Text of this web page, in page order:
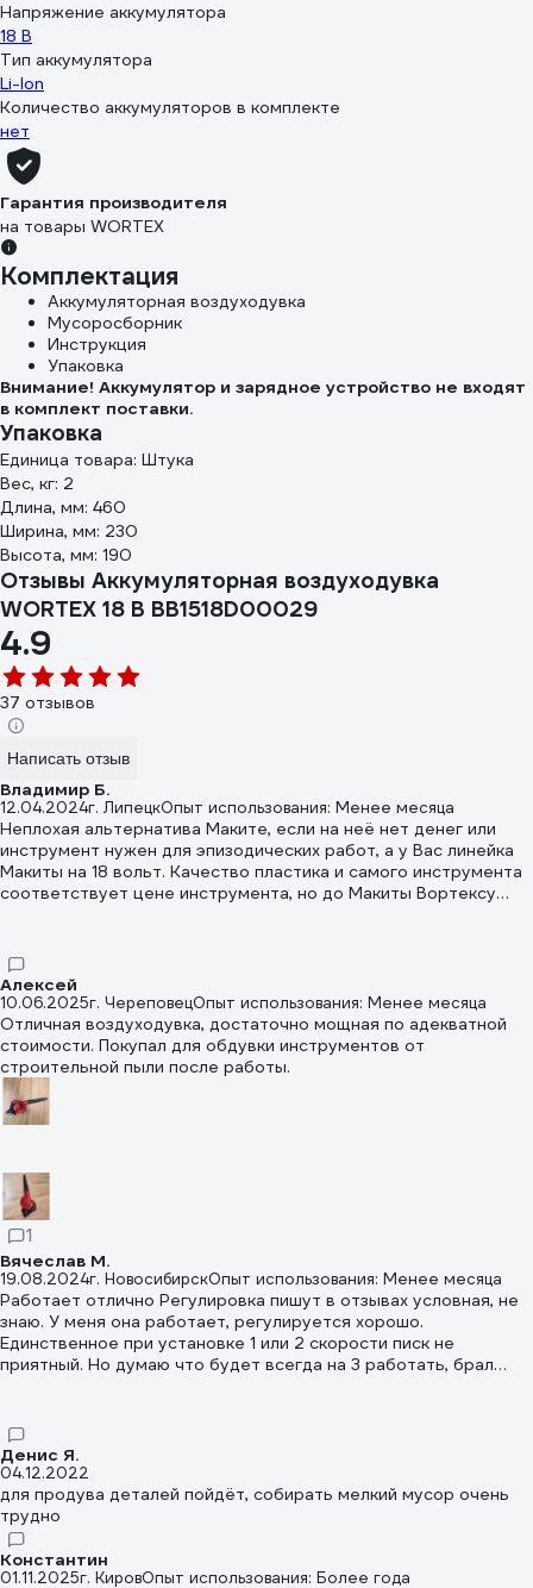
Напряжение аккумулятора
18 В
Тип аккумулятора
Li-Ion
Количество аккумуляторов в комплекте
нет
Гарантия производителя
на товары WORTEX
Комплектация
Аккумуляторная воздуходувка
Мусоросборник
Инструкция
Упаковка
Внимание! Аккумулятор и зарядное устройство не входят
в комплект поставки.
Упаковка
Единица товара: Штука
Вес, кг: 2
Длина, мм: 460
Ширина, мм: 230
Высота, мм: 190
Отзывы Аккумуляторная воздуходувка
WORTEX 18 В BB1518D00029
4.9
37 отзывов
Написать отзыв
Владимир Б.
12.04.2024г. ЛипецкОпыт использования: Менее месяца
Неплохая альтернатива Маките, если на неё нет денег или
инструмент нужен для эпизодических работ, а у Вас линейка
Макиты на 18 вольт. Качество пластика и самого инструмента
соответствует цене инструмента, но до Макиты Вортексу
качества Макиты. Да, внутреннее строение может быть хуже,
чем у оригинала, но внешне все на достойном уровне. У
Вортекса возможно деньги вложили во внутреннее
содержание, подсчитав внешний вид вторичным. Ставлю 5
звезд только потому, что за такие деньги лучше не найдешь,
близнец от Bort выглядит хуже. И буду копить деньги на
Макиту.
Алексей
10.06.2025г. ЧереповецОпыт использования: Менее месяца
Отличная воздуходувка, достаточно мощная по адекватной
стоимости. Покупал для обдувки инструментов от
строительной пыли после работы.
1
Вячеслав М.
19.08.2024г. НовосибирскОпыт использования: Менее месяца
Работает отлично Регулировка пишут в отзывах условная, не
знаю. У меня она работает, регулируется хорошо.
Единственное при установке 1 или 2 скорости писк не
приятный. Но думаю что будет всегда на 3 работать, брал
Денис Я.
04.12.2022
для продува деталей пойдёт, собирать мелкий мусор очень
трудно
Константин
01.11.2025г. КировОпыт использования: Более года